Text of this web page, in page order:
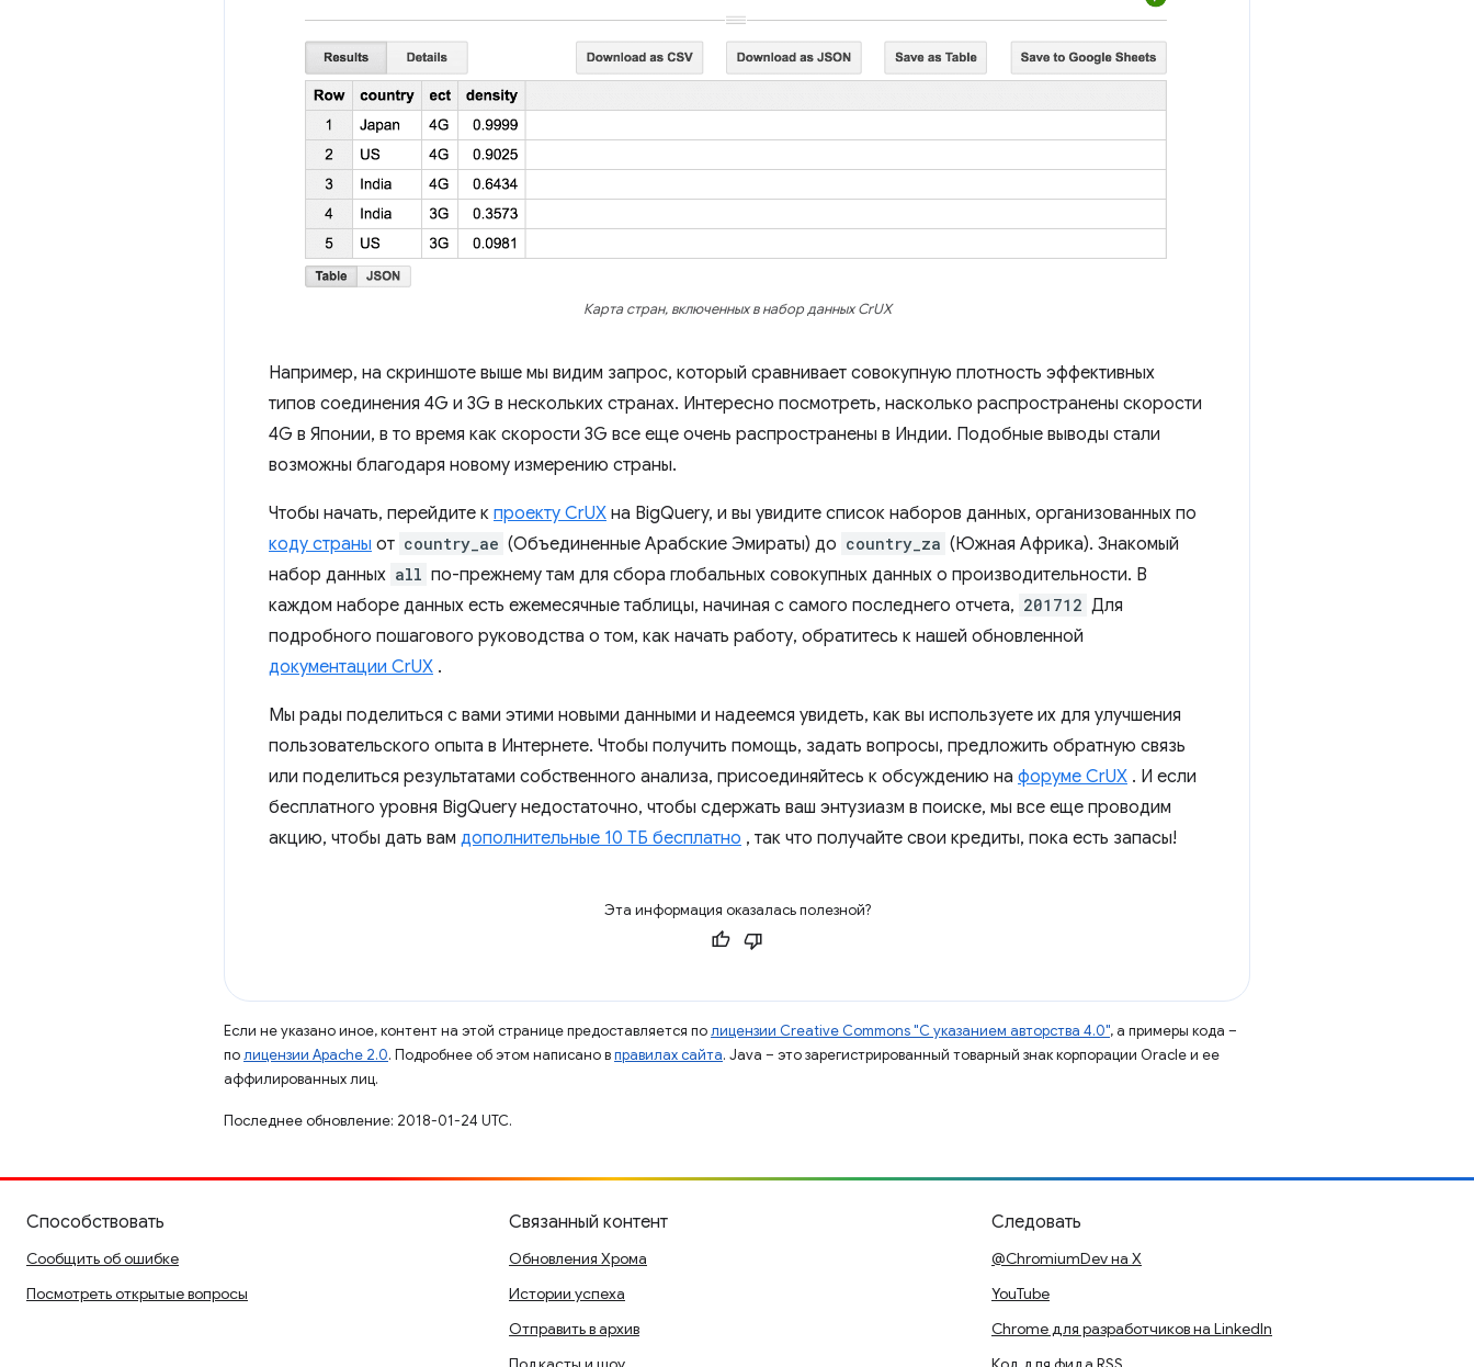
Карта стран, включенных в набор данных CrUX
Например, на скриншоте выше мы видим запрос, который сравнивает совокупную плотность эффективных
типов соединения 4G и 3G в нескольких странах. Интересно посмотреть, насколько распространены скорости
4G в Японии, в то время как скорости 3G все еще очень распространены в Индии. Подобные выводы стали
возможны благодаря новому измерению страны.
Чтобы начать, перейдите к проекту CrUX на BigQuery, и вы увидите список наборов данных, организованных по
коду страны от country_ae (Объединенные Арабские Эмираты) до country_za (Южная Африка). Знакомый
набор данных all по-прежнему там для сбора глобальных совокупных данных о производительности. В
каждом наборе данных есть ежемесячные таблицы, начиная с самого последнего отчета, 201712 Для
подробного пошагового руководства о том, как начать работу, обратитесь к нашей обновленной
документации CrUX .
Мы рады поделиться с вами этими новыми данными и надеемся увидеть, как вы используете их для улучшения
пользовательского опыта в Интернете. Чтобы получить помощь, задать вопросы, предложить обратную связь
или поделиться результатами собственного анализа, присоединяйтесь к обсуждению на форуме CrUX . И если
бесплатного уровня BigQuery недостаточно, чтобы сдержать ваш энтузиазм в поиске, мы все еще проводим
акцию, чтобы дать вам дополнительные 10 ТБ бесплатно , так что получайте свои кредиты, пока есть запасы!
Эта информация оказалась полезной?
Если не указано иное, контент на этой странице предоставляется полицензии Creative Commons "С указанием авторства 4.0", а примеры кода –
полицензии Apache 2.0. Подробнее об этом написано вправилах сайта. Java – это зарегистрированный товарный знак корпорации Oracle и ее
аффилированных лиц.
Последнее обновление: 2018-01-24 UTC.
Способствовать
Сообщить об ошибке
Посмотреть открытые вопросы
Связанный контент
Обновления Хрома
Истории успеха
Отправить в архив
Следовать
@ChromiumDev на X
YouTube
Chrome для разработчиков на LinkedIn